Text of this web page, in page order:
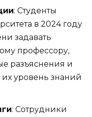
: Студенты
в 2024 году
задавать
профессору,
разъяснения и
уровень знаний
: Сотрудники